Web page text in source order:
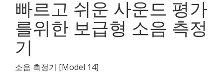
빠르고 쉬운 사운드 평가
를위한 보급형 소음 측정
기
소음 측정기 [Model 14]